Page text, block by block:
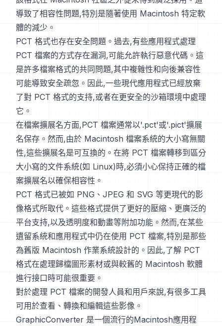
導致了相容性問題,特別是隨著使用 Macintosh 特定軟
體的減少。
PCT 格式也存在安全問題。過去,有些應用程式處理
PCT 檔案的方式存在漏洞,可能允許執行惡意代碼。這
是許多檔案格式的共同問題,其中複雜性和向後兼容性
可能導致安全疏忽。因此,一些現代應用程式已經放棄
了對 PCT 格式的支持,或者在更安全的沙箱環境中處理
它。
在檔案擴展名方面,PCT 檔案通常以'.pct'或'.pict'擴展
名保存。然而,由於 Macintosh 檔案系統的大小寫無關
性,這些擴展名是可互換的。在將 PCT 檔案轉移到區分
大小寫的文件系統(如 Linux)時,必須小心保持正確的檔
案擴展名以確保相容性。
PCT 格式已被如 PNG、JPEG 和 SVG 等更現代的影
像格式所取代。這些格式提供了更好的壓縮、更廣泛的
平台支持,以及透明度和動畫等附加功能。然而,在某些
遺留系統和應用程式中仍在使用 PCT 檔案,特別是那些
為舊版 Macintosh 作業系統設計的。因此,了解 PCT
格式在處理歸檔圖形素材或與較舊的 Macintosh 軟體
進行接口時可能很重要。
對於處理 PCT 檔案的開發人員和用戶來說,有很多工具
可用於查看、轉換和編輯這些影像。
GraphicConverter 是一個流行的Macintosh應用程